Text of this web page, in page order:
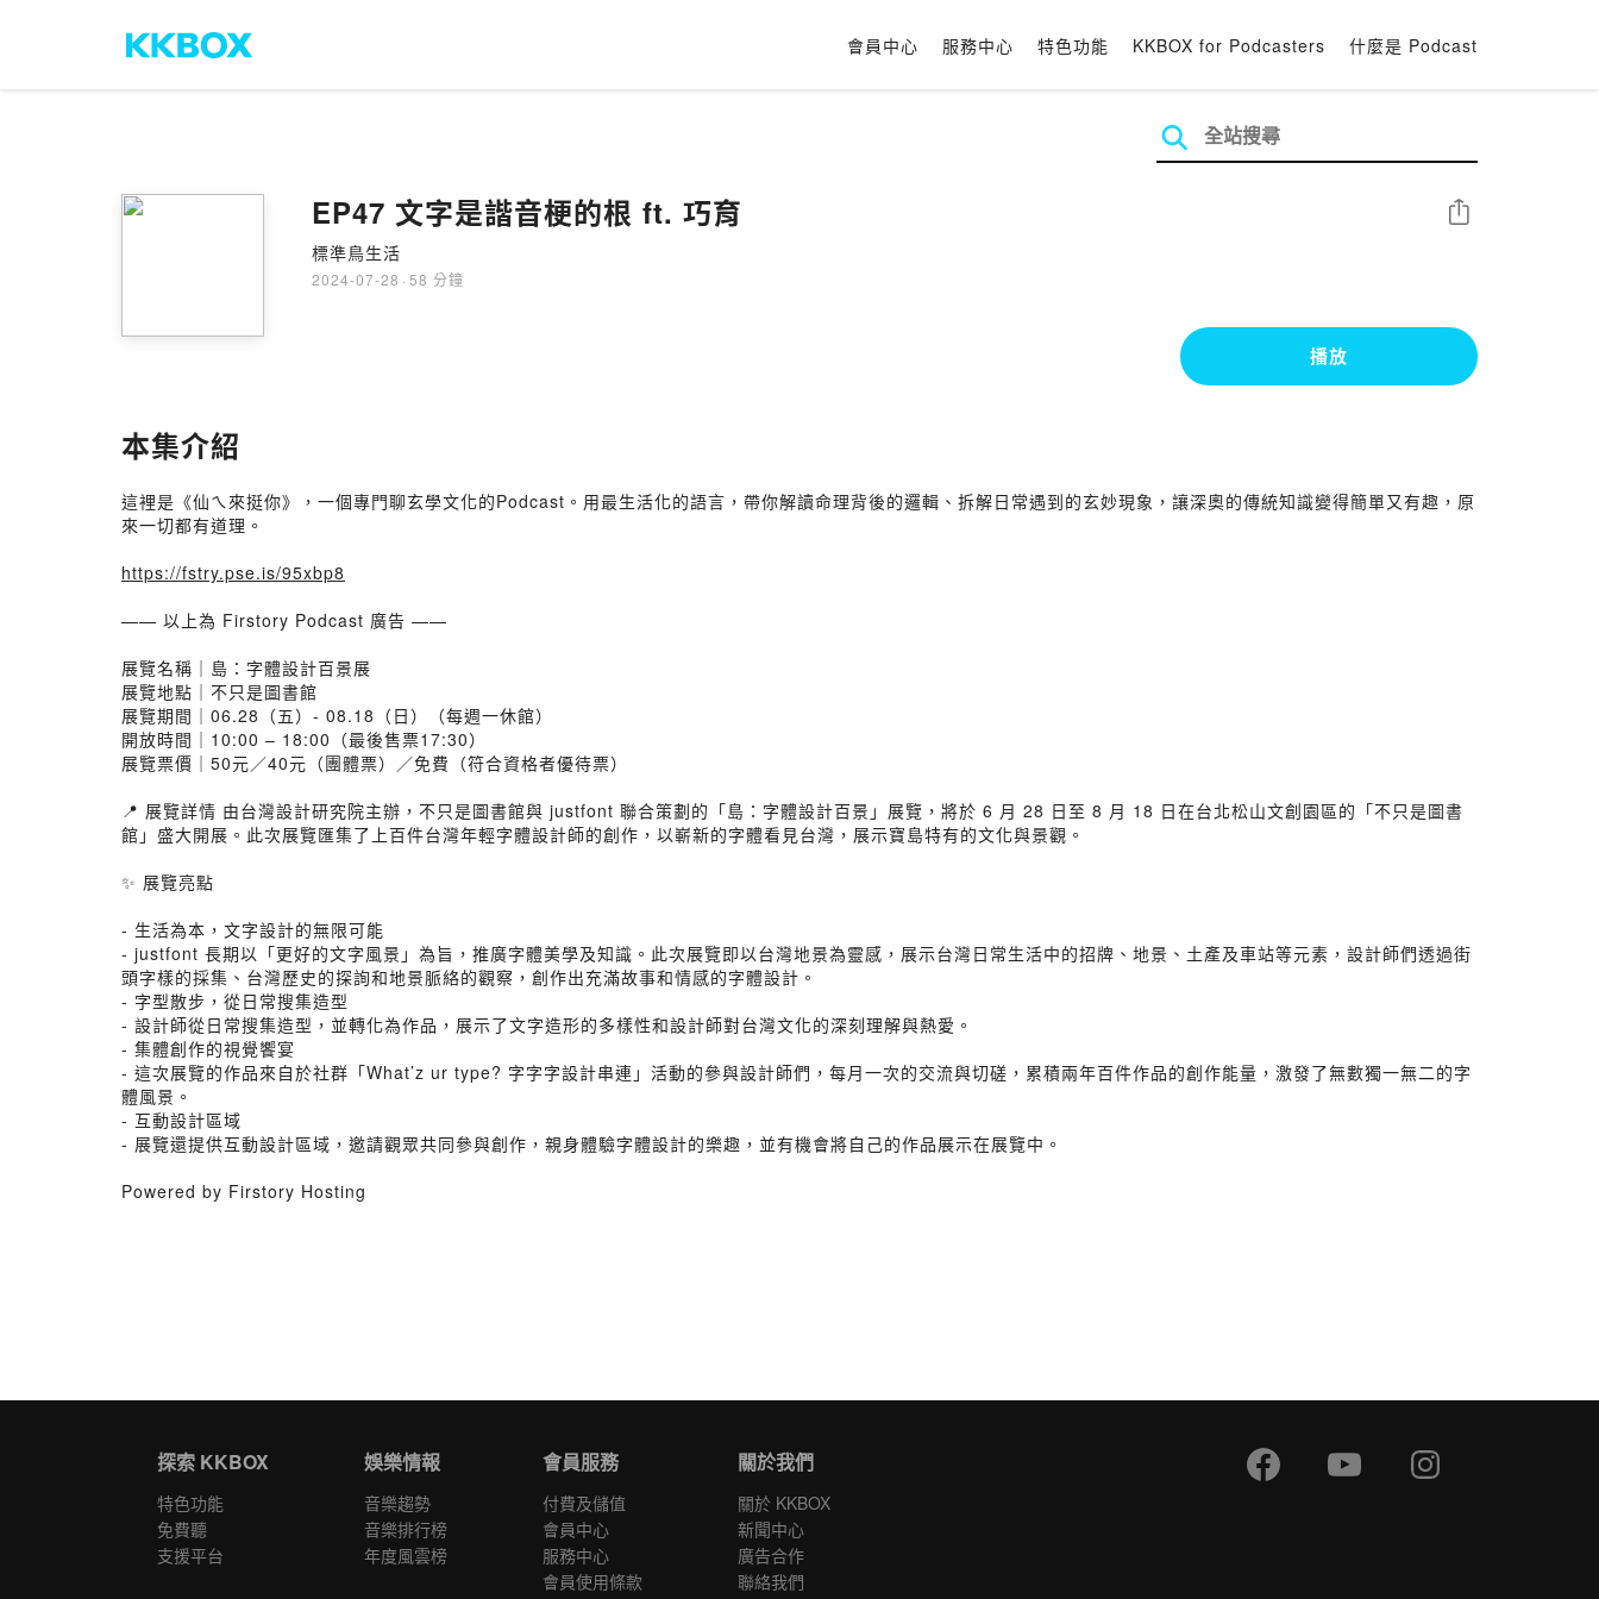
會員中心 服務中心 特色功能 KKBOX for Podcasters 什麼是 Podcast
EP47 文字是諧音梗的根 ft. 巧育
標準鳥生活
2024-07-28 · 58 分鐘
分享
播放
本集介紹
這裡是《仙ㄟ來挺你》，一個專門聊玄學文化的Podcast。用最生活化的語言，帶你解讀命理背後的邏輯、拆解日常遇到的玄妙現象，讓深奧的傳統知識變得簡單又有趣，原
來一切都有道理。
https://fstry.pse.is/95xbp8
—— 以上為 Firstory Podcast 廣告 ——
展覽名稱｜島：字體設計百景展
展覽地點｜不只是圖書館
展覽期間｜06.28（五）- 08.18（日）（每週一休館）
開放時間｜10:00 – 18:00（最後售票17:30）
展覽票價｜50元／40元（團體票）／免費（符合資格者優待票）
📍 展覽詳情 由台灣設計研究院主辦，不只是圖書館與 justfont 聯合策劃的「島：字體設計百景」展覽，將於 6 月 28 日至 8 月 18 日在台北松山文創園區的「不只是圖書
館」盛大開展。此次展覽匯集了上百件台灣年輕字體設計師的創作，以嶄新的字體看見台灣，展示寶島特有的文化與景觀。
✨ 展覽亮點
- 生活為本，文字設計的無限可能
- justfont 長期以「更好的文字風景」為旨，推廣字體美學及知識。此次展覽即以台灣地景為靈感，展示台灣日常生活中的招牌、地景、土產及車站等元素，設計師們透過街
頭字樣的採集、台灣歷史的探詢和地景脈絡的觀察，創作出充滿故事和情感的字體設計。
- 字型散步，從日常搜集造型
- 設計師從日常搜集造型，並轉化為作品，展示了文字造形的多樣性和設計師對台灣文化的深刻理解與熱愛。
- 集體創作的視覺饗宴
- 這次展覽的作品來自於社群「What’z ur type? 字字字設計串連」活動的參與設計師們，每月一次的交流與切磋，累積兩年百件作品的創作能量，激發了無數獨一無二的字
體風景。
- 互動設計區域
- 展覽還提供互動設計區域，邀請觀眾共同參與創作，親身體驗字體設計的樂趣，並有機會將自己的作品展示在展覽中。
Powered by Firstory Hosting
探索 KKBOX
特色功能
免費聽
支援平台
娛樂情報
音樂趨勢
音樂排行榜
年度風雲榜
會員服務
付費及儲值
會員中心
服務中心
會員使用條款
關於我們
關於 KKBOX
新聞中心
廣告合作
聯絡我們